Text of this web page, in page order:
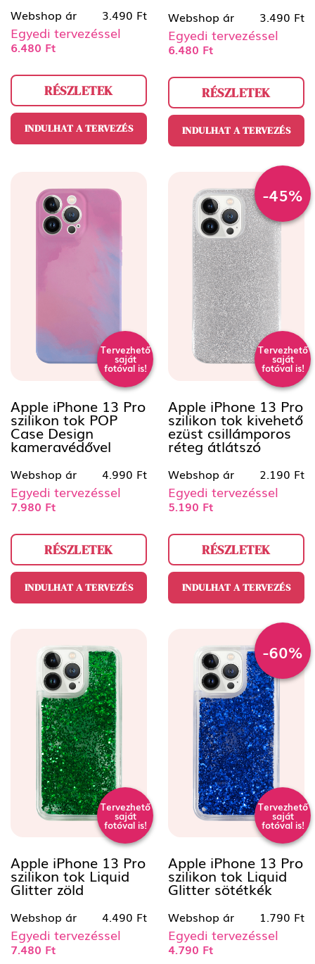
Webshop ár 3.490 Ft
Egyedi tervezéssel
6.480 Ft
RÉSZLETEK
INDULHAT A TERVEZÉS
Webshop ár 3.490 Ft
Egyedi tervezéssel
6.480 Ft
RÉSZLETEK
INDULHAT A TERVEZÉS
Tervezhető
saját
fotóval is!
Apple iPhone 13 Pro
szilikon tok POP
Case Design
kameravédővel
Webshop ár 4.990 Ft
Egyedi tervezéssel
7.980 Ft
RÉSZLETEK
INDULHAT A TERVEZÉS
-45%
Tervezhető
saját
fotóval is!
Apple iPhone 13 Pro
szilikon tok kivehető
ezüst csillámporos
réteg átlátszó
Webshop ár 2.190 Ft
Egyedi tervezéssel
5.190 Ft
RÉSZLETEK
INDULHAT A TERVEZÉS
Tervezhető
saját
fotóval is!
Apple iPhone 13 Pro
szilikon tok Liquid
Glitter zöld
Webshop ár 4.490 Ft
Egyedi tervezéssel
7.480 Ft
-60%
Tervezhető
saját
fotóval is!
Apple iPhone 13 Pro
szilikon tok Liquid
Glitter sötétkék
Webshop ár 1.790 Ft
Egyedi tervezéssel
4.790 Ft